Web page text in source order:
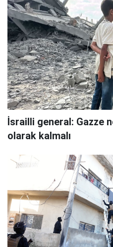
İsrailli general: Gazze
olarak kalmalı